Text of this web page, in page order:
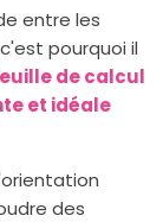
entre les
pourquoi il
de calcul
et idéale
des